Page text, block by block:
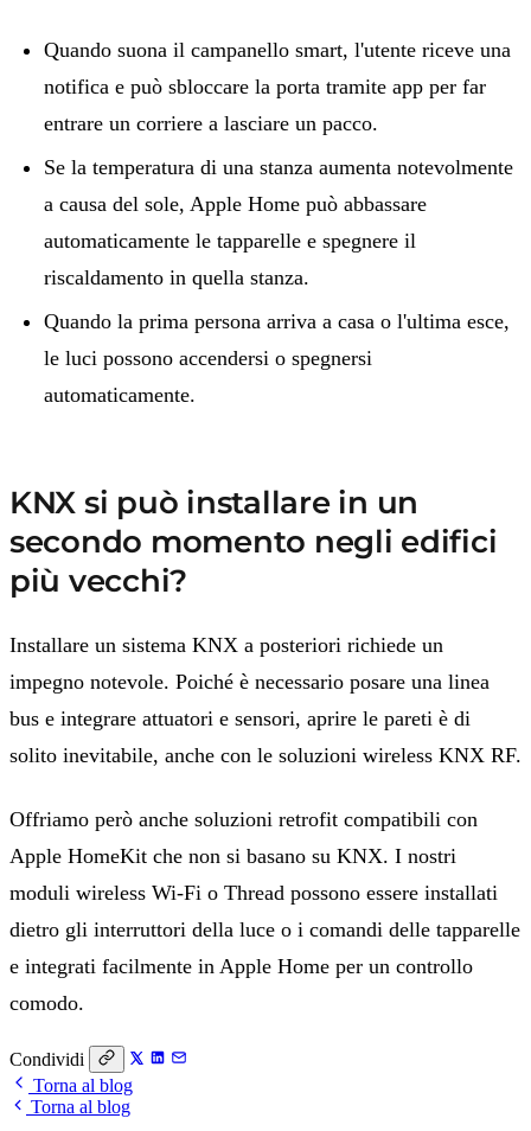
Quando suona il campanello smart, l'utente riceve una
notifica e può sbloccare la porta tramite app per far
entrare un corriere a lasciare un pacco.
Se la temperatura di una stanza aumenta notevolmente
a causa del sole, Apple Home può abbassare
automaticamente le tapparelle e spegnere il
riscaldamento in quella stanza.
Quando la prima persona arriva a casa o l'ultima esce,
le luci possono accendersi o spegnersi
automaticamente.
KNX si può installare in un
secondo momento negli edifici
più vecchi?
Installare un sistema KNX a posteriori richiede un
impegno notevole. Poiché è necessario posare una linea
bus e integrare attuatori e sensori, aprire le pareti è di
solito inevitabile, anche con le soluzioni wireless KNX RF.
Offriamo però anche soluzioni retrofit compatibili con
Apple HomeKit che non si basano su KNX. I nostri
moduli wireless Wi-Fi o Thread possono essere installati
dietro gli interruttori della luce o i comandi delle tapparelle
e integrati facilmente in Apple Home per un controllo
comodo.
Condividi
Torna al blog
Torna al blog